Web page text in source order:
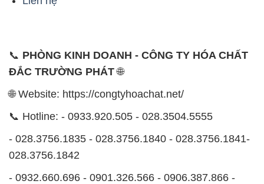
📞 PHÒNG KINH DOANH - CÔNG TY HÓA CHẤT
ĐẮC TRƯỜNG PHÁT🌐
🌐 Website: https://congtyhoachat.net/
📞 Hotline: - 0933.920.505 - 028.3504.5555
- 028.3756.1835 - 028.3756.1840 - 028.3756.1841-
028.3756.1842
- 0932.660.696 - 0901.326.566 - 0906.387.866 -